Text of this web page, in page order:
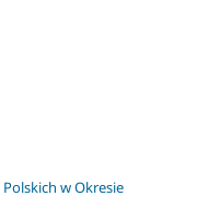
w Okresie